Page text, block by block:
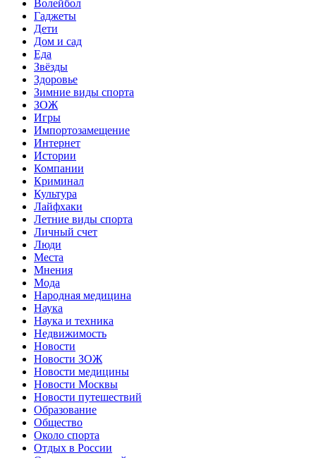
Волейбол
Гаджеты
Дети
Дом и сад
Еда
Звёзды
Здоровье
Зимние виды спорта
ЗОЖ
Игры
Импортозамещение
Интернет
Истории
Компании
Криминал
Культура
Лайфхаки
Летние виды спорта
Личный счет
Люди
Места
Мнения
Мода
Народная медицина
Наука
Наука и техника
Недвижимость
Новости
Новости ЗОЖ
Новости медицины
Новости Москвы
Новости путешествий
Образование
Общество
Около спорта
Отдых в России